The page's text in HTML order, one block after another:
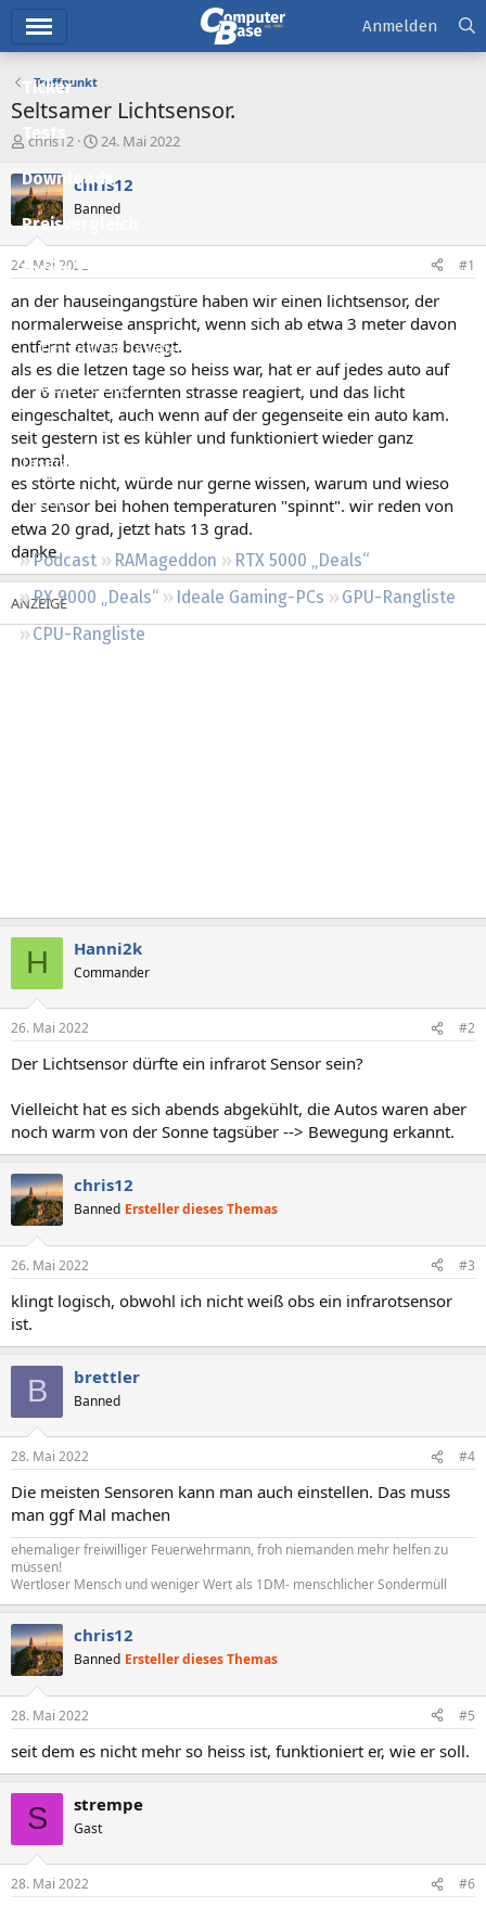
Ticker
Tests
Downloads
Preisvergleich
Forum
Aktuelles
Empfohlene Inhalte
Neue Beiträge
Neueste Aktivitäten
Leserartikel
Regeln
Podcast RAMageddon
RTX 5000 „Deals“
RX 9000 „Deals“
Ideale Gaming-PCs
GPU-Rangliste
CPU-Rangliste
Anmelden
Treffpunkt
Seltsamer Lichtsensor.
E
s
t
e
e
r
chris12
E
s
e
t
a
m
24. Mai 2022
chris12
Banned
24. Mai 2022 #1
an der hauseingangstüre haben wir einen lichtsensor, der
normalerweise anspricht, wenn sich ab etwa 3 meter davon
entfernt etwas bewegt.
als es die letzen tage so heiss war, hat er auf jedes auto auf
der 6 meter entfernten strasse reagiert, und das licht
eingeschaltet, auch wenn auf der gegenseite ein auto kam.
seit gestern ist es kühler und funktioniert wieder ganz
normal.
es störte nicht, würde nur gerne wissen, warum und wieso
der sensor bei hohen temperaturen "spinnt". wir reden von
etwa 20 grad, jetzt hats 13 grad.
danke
H Hanni2k
Commander
26. Mai 2022 #2
Der Lichtsensor dürfte ein infrarot Sensor sein?
Vielleicht hat es sich abends abgekühlt, die Autos waren aber
noch warm von der Sonne tagsüber --> Bewegung erkannt.
chris12
Banned Ersteller dieses Themas
26. Mai 2022 #3
klingt logisch, obwohl ich nicht weiß obs ein infrarotsensor
ist.
B brettler
Banned
28. Mai 2022 #4
Die meisten Sensoren kann man auch einstellen. Das muss
man ggf Mal machen
ehemaliger freiwilliger Feuerwehrmann, froh niemanden mehr helfen zu
müssen!
Wertloser Mensch und weniger Wert als 1DM- menschlicher Sondermüll
chris12
Banned Ersteller dieses Themas
28. Mai 2022 #5
seit dem es nicht mehr so heiss ist, funktioniert er, wie er soll.
S strempe
Gast
28. Mai 2022 #6